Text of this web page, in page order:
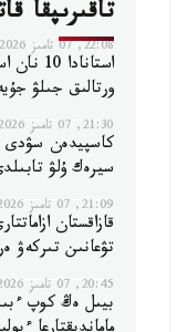
تاقىرىپقا
22:08, 07 تامىز 2026
ورتالىق جىلۋ
21:30, 07 تامىز 2026
كاسپيدەن سۋدى
سيرەك ۇلۋ
21:09, 07 تامىز 2026
قازاقستان
تۋعانىن تىركەۋ
20:45, 07 تامىز 2026
بيىل ەڭ كوپ